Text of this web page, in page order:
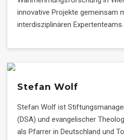
innovative Projekte gemeinsam
interdisziplinären Expertenteams.
Stefan Wolf
Stefan Wolf ist
(DSA) und evangelischer
als Pfarrer in Deutschland und